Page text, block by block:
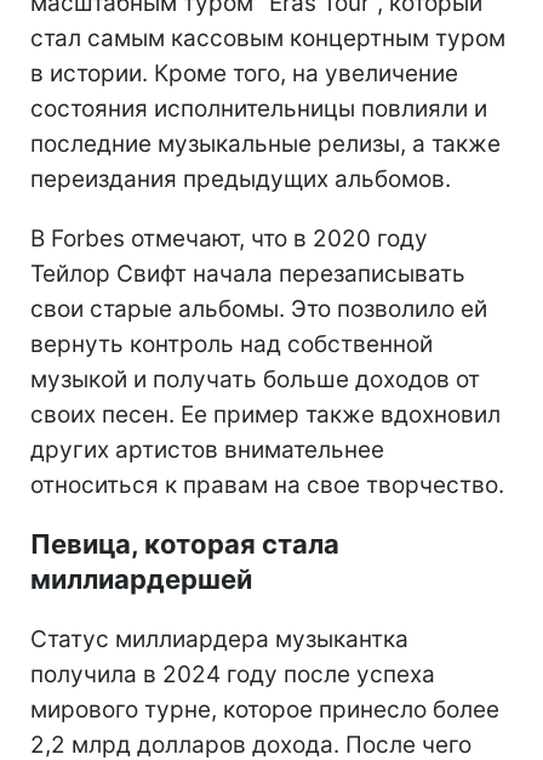
стал самым кассовым концертным туром
в истории. Кроме того, на увеличение
состояния исполнительницы повлияли и
последние музыкальные релизы, а также
переиздания предыдущих альбомов.
В Forbes отмечают, что в 2020 году
Тейлор Свифт начала перезаписывать
свои старые альбомы. Это позволило ей
вернуть контроль над собственной
музыкой и получать больше доходов от
своих песен. Ее пример также вдохновил
других артистов внимательнее
относиться к правам на свое творчество.
Певица, которая стала
миллиардершей
Статус миллиардера музыкантка
получила в 2024 году после успеха
мирового турне, которое принесло более
2,2 млрд долларов дохода. После чего